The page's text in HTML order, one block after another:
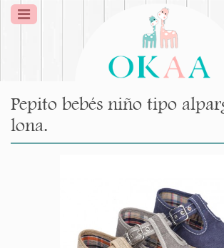
Pepito bebés niño tipo
lona.